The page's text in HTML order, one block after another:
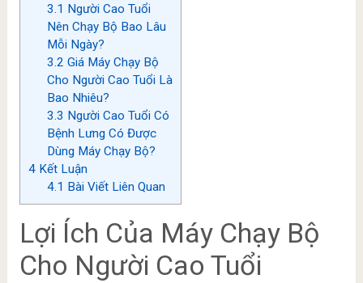
3.1 Người Cao Tuổi
Nên Chạy Bộ Bao Lâu
Mỗi Ngày?
3.2 Giá Máy Chạy Bộ
Cho Người Cao Tuổi Là
Bao Nhiêu?
3.3 Người Cao Tuổi Có
Bệnh Lưng Có Được
Dùng Máy Chạy Bộ?
4Kết Luận
4.1 Bài Viết Liên Quan
Lợi Ích Của Máy Chạy Bộ
Cho Người Cao Tuổi